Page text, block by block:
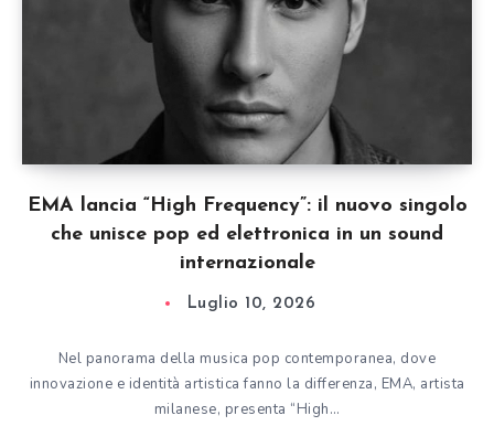
EMA lancia “High Frequency”: il nuovo singolo
che unisce pop ed elettronica in un sound
internazionale
Luglio 10, 2026
Nel panorama della musica pop contemporanea, dove
innovazione e identità artistica fanno la differenza, EMA, artista
milanese, presenta “High…